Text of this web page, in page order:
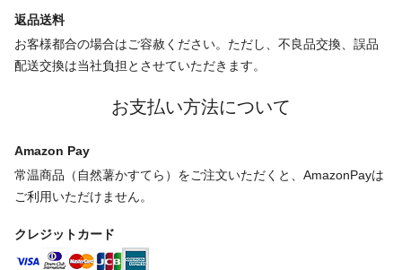
返品送料
お客様都合の場合はご容赦ください。ただし、不良品交換、誤品
配送交換は当社負担とさせていただきます。
お支払い方法について
Amazon Pay
常温商品（自然薯かすてら）をご注文いただくと、AmazonPayは
ご利用いただけません。
クレジットカード